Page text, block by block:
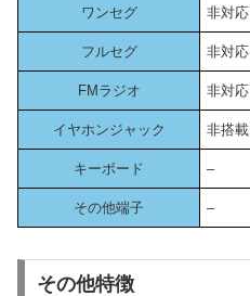
ワンセグ 非対応
フルセグ 非対応
FMラジオ 非対応
イヤホンジャック 非搭載
キーボード –
その他端子 –
その他特徴